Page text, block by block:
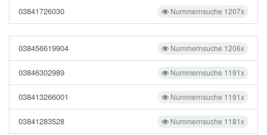
Nummernsuche 1207x
03841726030
Nummernsuche 1206x
038456619904
Nummernsuche 1191x
03846302989
Nummernsuche 1191x
038413266001
Nummernsuche 1181x
03841283528